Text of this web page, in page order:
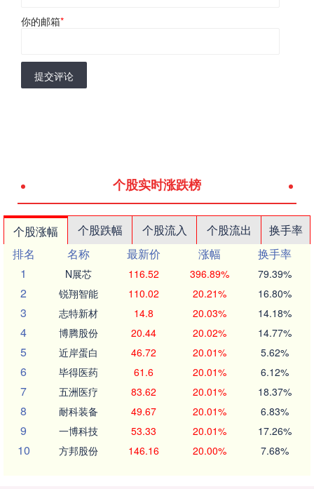
你的邮箱*
提交评论
个股实时涨跌榜
个股涨幅 个股跌幅 个股流入 个股流出
换手率
排名
名称 最新价 涨幅
换手率
1
N展芯 116.52 396.89% 79.39%
2 锐翔智能 110.02 20.21% 16.80%
3 志特新材 14.8 20.03% 14.18%
4 博腾股份 20.44 20.02% 14.77%
5 近岸蛋白 46.72 20.01% 5.62%
6 毕得医药 61.6 20.01% 6.12%
7 五洲医疗 83.62 20.01% 18.37%
8 耐科装备 49.67 20.01% 6.83%
9 一博科技 53.33 20.01% 17.26%
10 方邦股份 146.16 20.00% 7.68%